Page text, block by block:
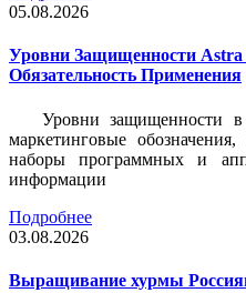
05.08.2026
Уровни Защищенности
Обязательность Применения
Уровни защищенности
маркетинговые
наборы программных и
информации
Подробнее
03.08.2026
Выращивание хурмы